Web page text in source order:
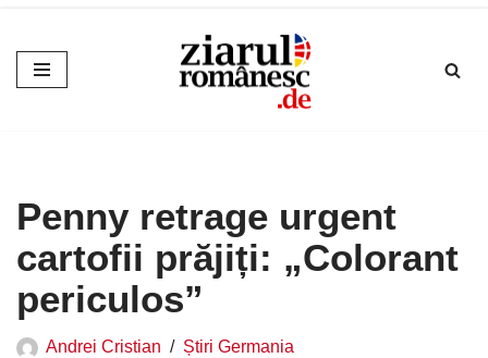
Sari
la
Penny retrage urgent
cartofii prăjiți: „Colorant
periculos”
Andrei Cristian Știri Germania